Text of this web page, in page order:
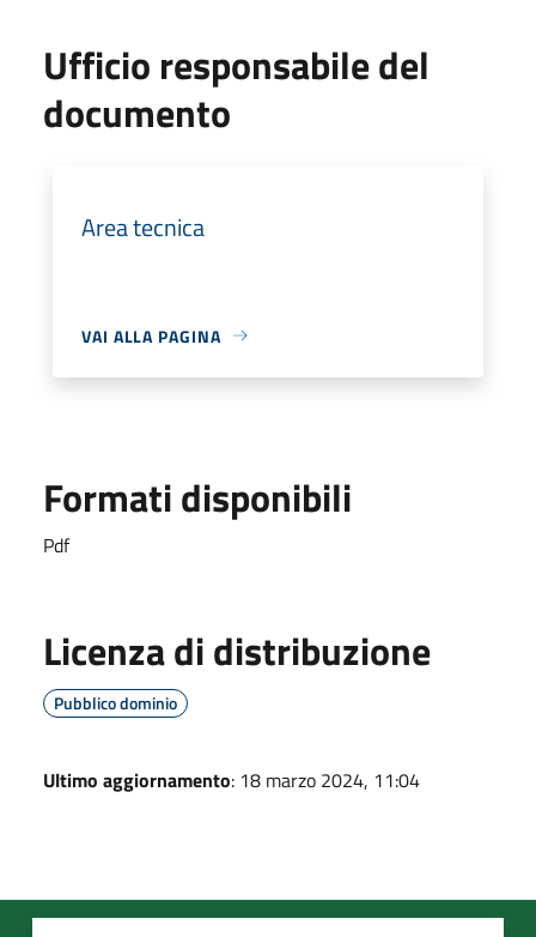
Ufficio responsabile del
documento
Area tecnica
VAI ALLA PAGINA
Formati disponibili
Pdf
Licenza di distribuzione
Pubblico dominio
Ultimo aggiornamento: 18 marzo 2024, 11:04